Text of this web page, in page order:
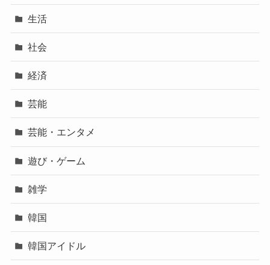
生活
社会
経済
芸能
芸能・エンタメ
遊び・ゲーム
雑学
韓国
韓国アイドル